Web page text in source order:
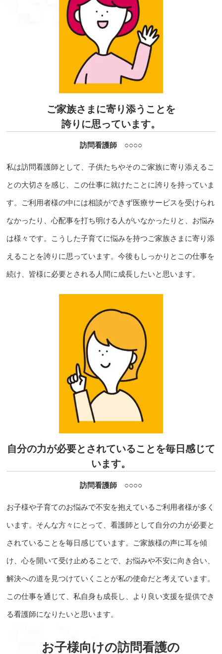
ご家族さまに寄り添うことを
誇りに思っています。
訪問看護師 ○○○○
私は訪問看護師として、子供たちやそのご家族に寄り添えるこ
との大切さを感じ、この仕事に就けたことに誇りを持っていま
す。ご利用者様の中には相談ができず医療サービスを受けられ
なかったり、心配事を打ち明ける人がいなかったりと、お悩み
は様々です。こうした子育てに悩みを持つご家族さまに寄り添
えることを誇りに思っています。今後もしっかりとこの仕事を
続け、皆様に必要とされる人間に成長したいと思います。
自分の力が必要とされていることを毎日感じて
います。
訪問看護師 ○○○○
お子様や子育てのお悩みで不安を抱えているご利用者様が多く
います。そんな方々にとって、看護師として自分の力が必要と
されていることを毎日感じています。ご家族様の声に耳を傾
け、心を開いて受け止めることで、お悩みや不安に向き合い、
解決への道を見つけていくことが私の使命だと考えています。
この仕事を通じて、私自身も成長し、より良い支援を提供でき
る看護師になりたいと思います。
お子様向けの訪問看護の